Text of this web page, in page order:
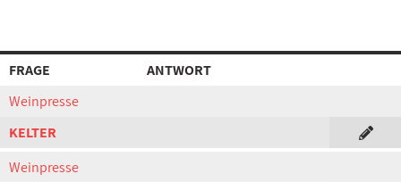
FRAGE
ANTWORT
Weinpresse
KELTER
Weinpresse